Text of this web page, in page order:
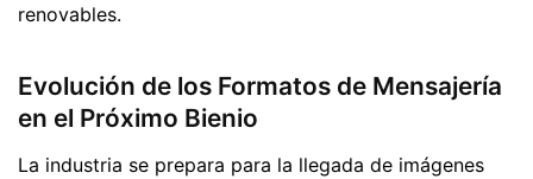
renovables.
Evolución de los Formatos de Mensajería
en el Próximo Bienio
La industria se prepara para la llegada de imágenes